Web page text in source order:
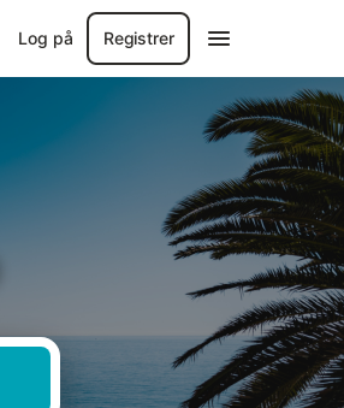
Log på Registrer